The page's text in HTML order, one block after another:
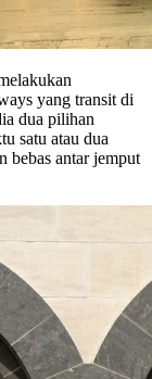
yang transit di
dua pilihan
satu atau dua
bebas antar jemput